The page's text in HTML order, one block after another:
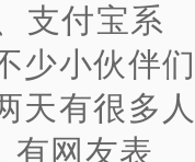
支付宝系
少小伙伴们
天有很多人
有网友表